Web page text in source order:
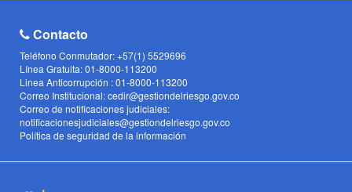
Contacto
Teléfono Conmutador: +57(1) 5529696
Línea Gratuita: 01-8000-113200
Linea Anticorrupción : 01-8000-113200
Correo Institucional: cedir@gestiondelriesgo.gov.co
Correo de notificaciones judiciales:
notificacionesjudiciales@gestiondelriesgo.gov.co
Política de seguridad de la información